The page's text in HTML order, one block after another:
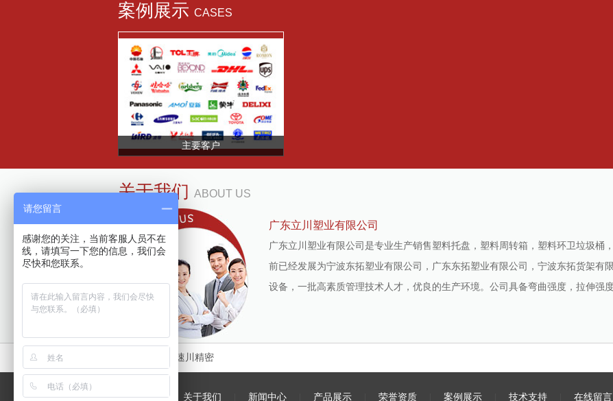
案例展示 CASES
主要客户
关于我们 ABOUT US
广东立川塑业有限公司
广东立川塑业有限公司是专业生产销售塑料托盘，塑料周转箱，塑料环卫垃圾桶
前已经发展为宁波东拓塑业有限公司，广东东拓塑业有限公司，宁波东拓货架有
设备，一批高素质管理技术人才，优良的生产环境。公司具备弯曲强度，拉伸强
速川精密
网站首页| 关于我们 新闻中心 产品展示 荣誉资质 案例展示 技术支持 在线留言
请您留言
感谢您的关注，当前客服人员不在
线，请填写一下您的信息，我们会
尽快和您联系。